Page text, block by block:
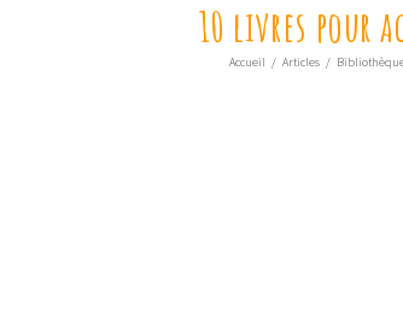
10 livres pour
Accueil / Articles /